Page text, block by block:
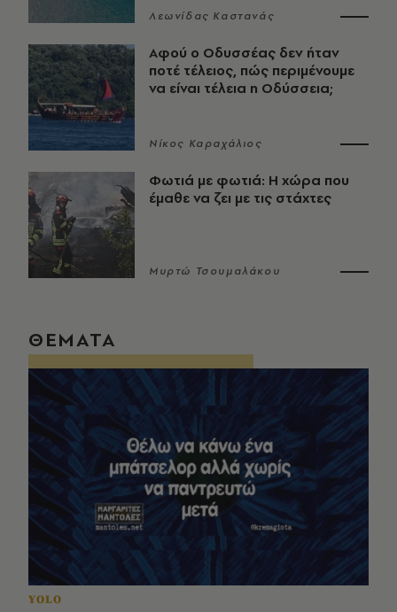
Λεωνίδας Καστανάς
Αφού ο Οδυσσέας δεν ήταν
ποτέ τέλειος, πώς περιμένουμε
να είναι τέλεια η Οδύσσεια;
Νίκος Καραχάλιος
Φωτιά με φωτιά: Η χώρα που
έμαθε να ζει με τις στάχτες
Μυρτώ Τσουμαλάκου
ΘΕΜΑΤΑ
YOLO